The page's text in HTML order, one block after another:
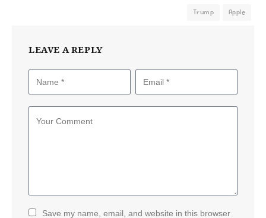
Apple
Trump
LEAVE A REPLY
Save my name, email, and website in this browser